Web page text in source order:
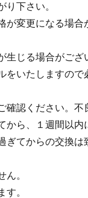
下さい。
変更になる場合
じる場合がござ
いたしますので
確認ください。不
から、１週間以内
ぎてからの交換は
。
。